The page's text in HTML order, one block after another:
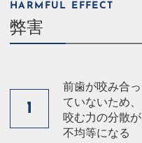
HARMFUL EFFECT
弊害
1
前歯が咬み合っ
ていないため、
咬む力の分散が
不均等になる